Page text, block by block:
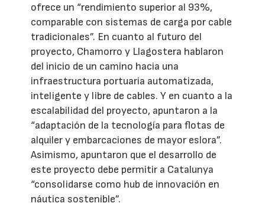
ofrece un “rendimiento superior al 93%,
comparable con sistemas de carga por cable
tradicionales”. En cuanto al futuro del
proyecto, Chamorro y Llagostera hablaron
del inicio de un camino hacia una
infraestructura portuaria automatizada,
inteligente y libre de cables. Y en cuanto a la
escalabilidad del proyecto, apuntaron a la
“adaptación de la tecnología para flotas de
alquiler y embarcaciones de mayor eslora”.
Asimismo, apuntaron que el desarrollo de
este proyecto debe permitir a Catalunya
“consolidarse como hub de innovación en
náutica sostenible”.